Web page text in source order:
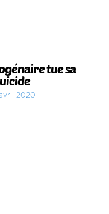
tue sa
2020